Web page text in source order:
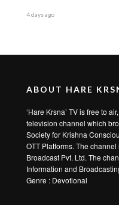
4 days ago
ABOUT HARE
‘Hare Krsna’ TV is free to
television channel which
Society for Krishna
OTT Platforms. The
Broadcast Pvt. Ltd. The
Information and
Genre : Devotional